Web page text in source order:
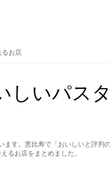
るお店
しいパス
す。恵比寿で「おいしいと評判
るお店をまとめました。